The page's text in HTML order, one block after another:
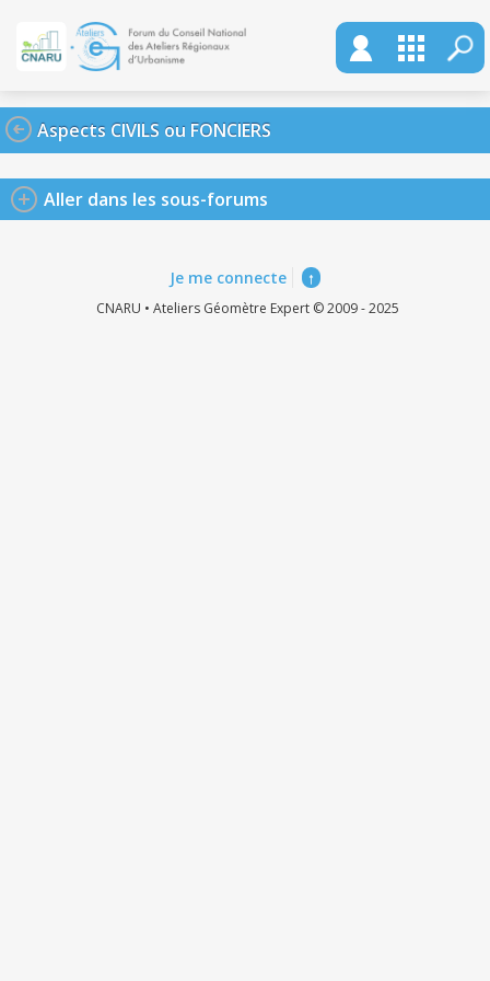
Aspects CIVILS ou FONCIERS
Aller dans les sous-forums
Je me connecte ↑
CNARU • Ateliers Géomètre Expert © 2009 - 2025